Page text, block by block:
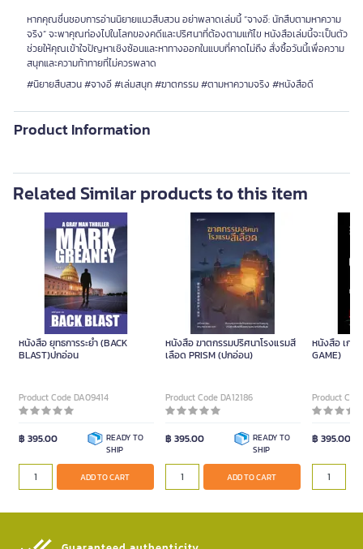
หากคุณชื่นชอบการอ่านนิยายแนวสืบสวน อย่าพลาดเล่มนี้ “จางอี: นักสืบตามหาความ
จริง” จะพาคุณท่องไปในโลกของคดีและปริศนาที่ต้องตามแก้ไข หนังสือเล่มนี้จะเป็นตัว
ช่วยให้คุณเข้าใจปัญหาเชิงซ้อนและหาทางออกในแบบที่คาดไม่ถึง สั่งซื้อวันนี้เพื่อความ
สนุกและความท้าทายที่ไม่ควรพลาด
#นิยายสืบสวน #จางอี #เล่มสนุก #ฆาตกรรม #ตามหาความจริง #หนังสือดี
Product Information
Related Similar products to this item
หนังสือ ยุทธการระยำ (BACK
BLAST)ปกอ่อน
Product Code DA09414
฿ 395.00
READY TO
SHIP
ADD TO CART
หนังสือ ฆาตกรรมปริศนาโรงแรมสี
เลือด PRISM (ปกอ่อน)
Product Code DA12186
฿ 395.00
READY TO
SHIP
ADD TO CART
หนังสือ เกมฆ่
GAME)
Product
฿ 395.00